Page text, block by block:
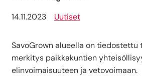
14.11.2023 Uutiset
SavoGrown alueella on tiedostettu
merkitys paikkakuntien
elinvoimaisuuteen ja vetovoimaan.